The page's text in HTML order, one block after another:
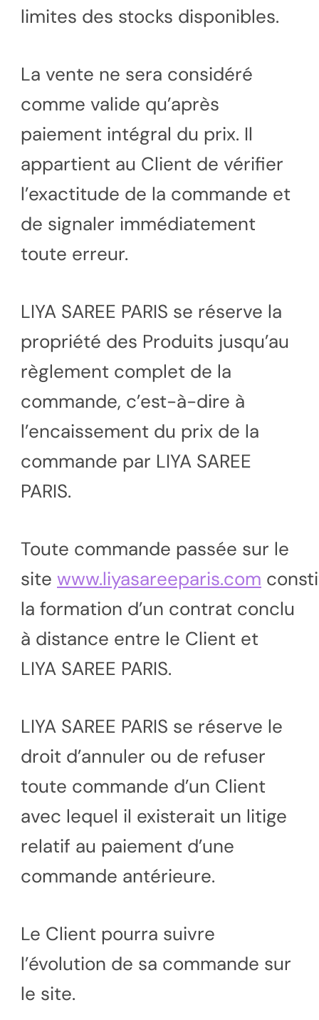
limites des stocks disponibles.
La vente ne sera considéré
comme valide qu’après
paiement intégral du prix. Il
appartient au Client de vérifier
l’exactitude de la commande et
de signaler immédiatement
toute erreur.
LIYA SAREE PARIS se réserve la
propriété des Produits jusqu’au
règlement complet de la
commande, c’est-à-dire à
l’encaissement du prix de la
commande par LIYA SAREE
PARIS.
Toute commande passée sur le
site www.liyasareeparis.com
la formation d’un contrat conclu
à distance entre le Client et
LIYA SAREE PARIS.
LIYA SAREE PARIS se réserve le
droit d’annuler ou de refuser
toute commande d’un Client
avec lequel il existerait un litige
relatif au paiement d’une
commande antérieure.
Le Client pourra suivre
l’évolution de sa commande sur
le site.